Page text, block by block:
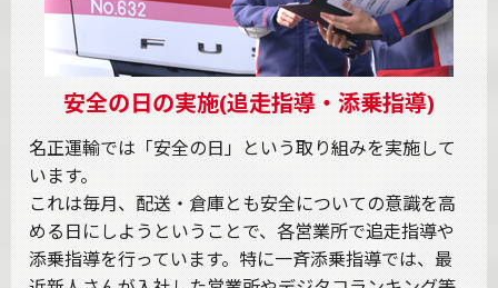
安全の日の実施(追走指導・添乗指導)
名正運輸では「安全の日」という取り組みを実施して
います。
これは毎月、配送・倉庫とも安全についての意識を高
める日にしようということで、各営業所で追走指導や
添乗指導を行っています。特に一斉添乗指導では、最